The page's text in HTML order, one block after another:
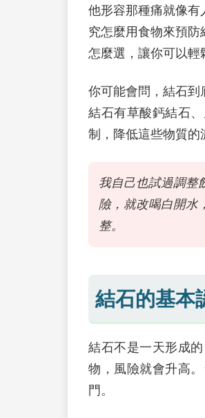
他形容那種痛就像
究怎麼用食物來預
怎麼選，讓你可以輕
你可能會問，結石
結石有草酸鈣結石
制，降低這些物質的
我自己也試過調整
險，就改喝白開水
整。
結石的基本
結石不是一天形成
物，風險就會升高
門。